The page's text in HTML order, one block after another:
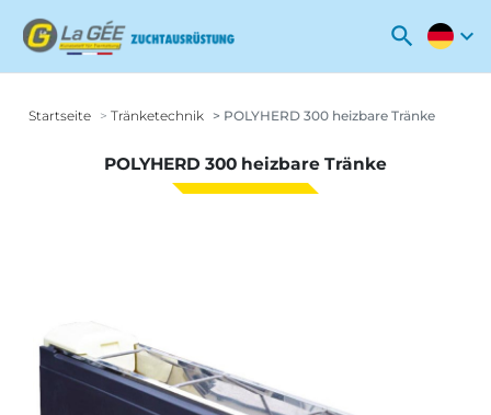
search expand_more
Startseite Tränketechnik POLYHERD 300 heizbare Tränke
POLYHERD 300 heizbare Tränke